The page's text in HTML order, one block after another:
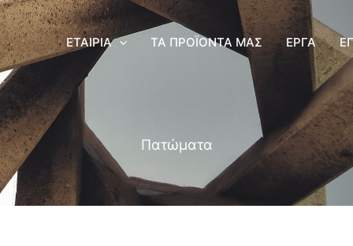
ΕΤΑΙΡΊΑ ΤΑ ΠΡΟΪΌΝΤΑ ΜΑΣ ΈΡΓΑ
Πατώματα